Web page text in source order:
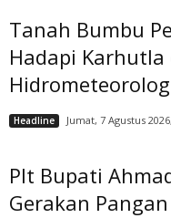
Tanah Bumbu
Hadapi Karhutla
Headline Jumat, 7 Agustus
Plt Bupati
Gerakan